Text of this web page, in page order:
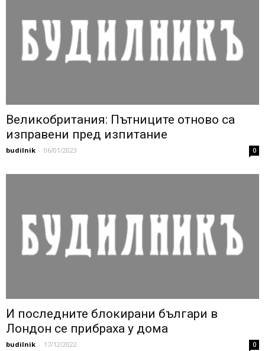
Великобритания: Пътниците отново са
изправени пред изпитание
budilnik - 06/01/2023 0
И последните блокирани българи в
Лондон се прибраха у дома
budilnik - 17/12/2022 0